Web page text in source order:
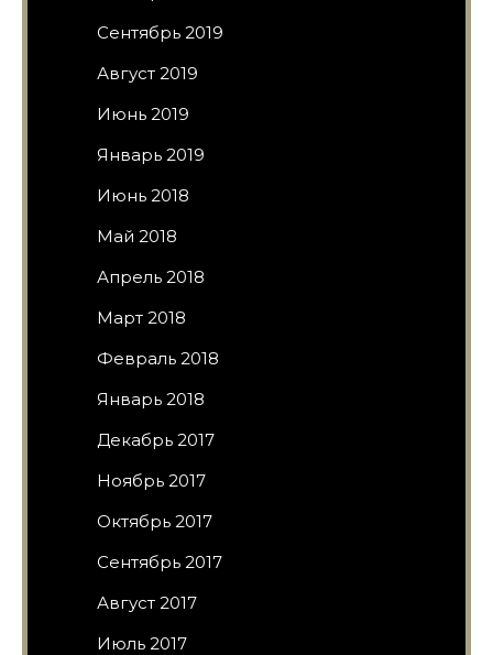
Сентябрь 2019
Август 2019
Июнь 2019
Январь 2019
Июнь 2018
Май 2018
Апрель 2018
Март 2018
Февраль 2018
Январь 2018
Декабрь 2017
Ноябрь 2017
Октябрь 2017
Сентябрь 2017
Август 2017
Июль 2017